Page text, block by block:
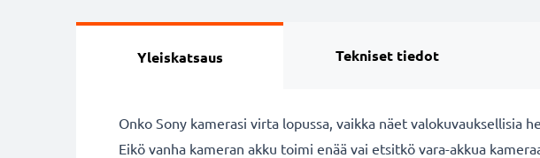
Yleiskatsaus Tekniset tiedot
Onko Sony kamerasi virta lopussa, vaikka näet valokuvauksellisia
Eikö vanha kameran akku toimi enää vai etsitkö vara-akkua